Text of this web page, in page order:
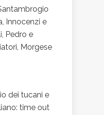
Innocenzi e
Pedro e
Morgese
dei tucani e
time out